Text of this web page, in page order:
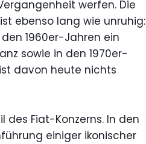
werfen. Die
ebenso lang wie unruhig:
1960er-Jahren ein
sowie in den 1970er-
davon heute nichts
des Fiat-Konzerns. In den
einiger ikonischer